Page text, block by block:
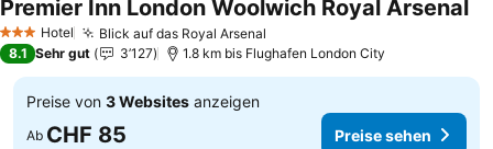
3 SterneHotel Blick auf das Royal Arsenal
Premier Inn London Woolwich Royal Arsenal
8.1 Sehr gut 3’127 1.8 km bis Flughafen London City
Preise von 3 Websites anzeigen
Ab CHF 85 Preise sehen